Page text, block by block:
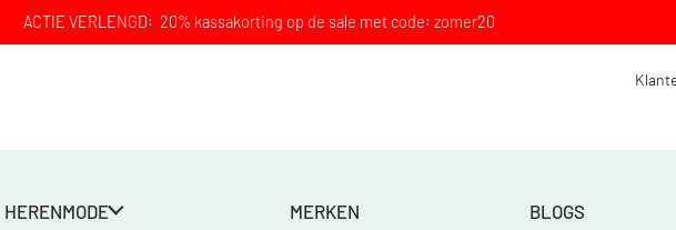
ACTIE VERLENGD: 20% kassakorting op de sale met code: zomer20
HERENMODE MERKEN BLOGS